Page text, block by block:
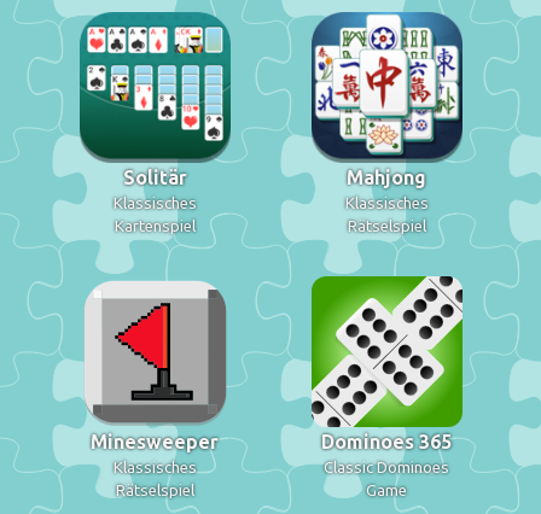
Solitär
Klassisches
Kartenspiel
Mahjong
Klassisches
Rätselspiel
Minesweeper
Klassisches
Rätselspiel
Dominoes 365
Classic Dominoes
Game